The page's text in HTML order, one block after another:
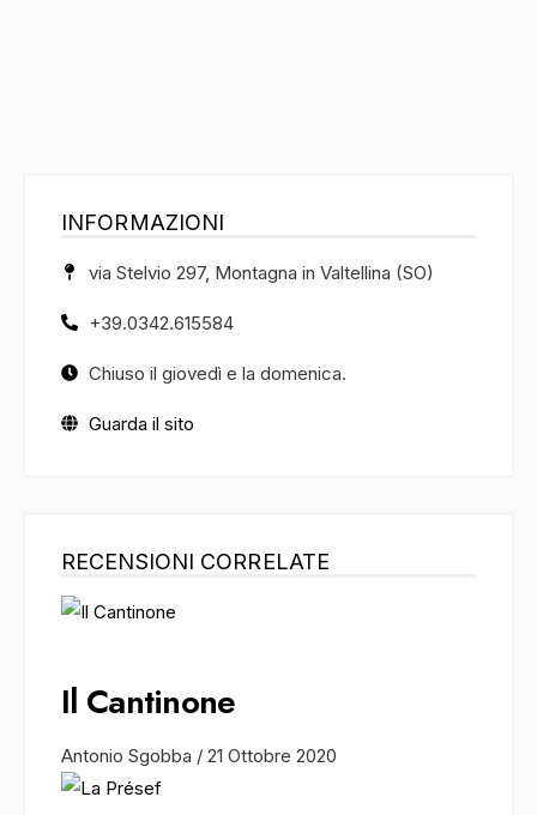
INFORMAZIONI
via Stelvio 297, Montagna in Valtellina (SO)
+39.0342.615584
Chiuso il giovedì e la domenica.
Guarda il sito
RECENSIONI CORRELATE
Il Cantinone
Antonio Sgobba / 21 Ottobre 2020